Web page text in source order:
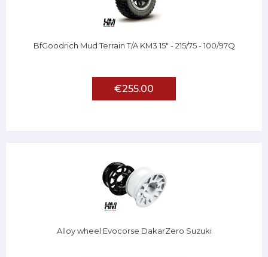
BfGoodrich Mud Terrain T/A KM3 15" - 215/75 - 100/97Q
€255.00
Alloy wheel Evocorse DakarZero Suzuki